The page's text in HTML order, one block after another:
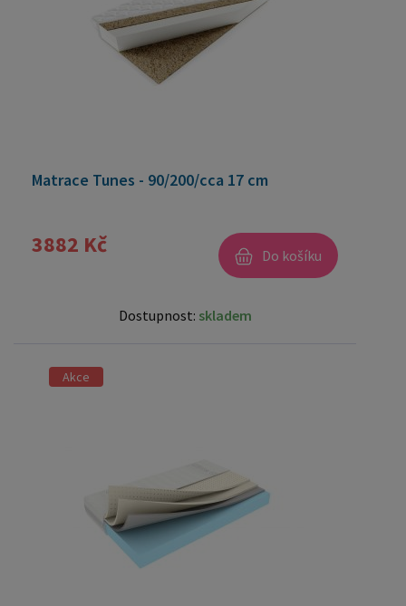
Matrace Tunes - 90/200/cca 17 cm
3882 Kč Do košíku
Dostupnost: skladem
Akce